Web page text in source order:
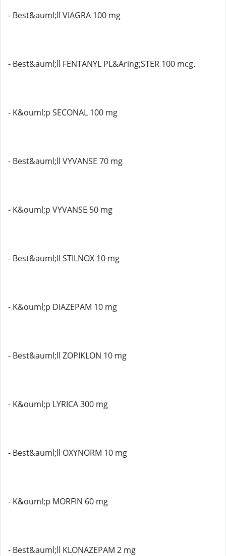
- Best&auml;ll VIAGRA 100 mg
- Best&auml;ll FENTANYL PL&Aring;STER 100 mcg.
- K&ouml;p SECONAL 100 mg
- Best&auml;ll VYVANSE 70 mg
- K&ouml;p VYVANSE 50 mg
- Best&auml;ll STILNOX 10 mg
- K&ouml;p DIAZEPAM 10 mg
- Best&auml;ll ZOPIKLON 10 mg
- K&ouml;p LYRICA 300 mg
- Best&auml;ll OXYNORM 10 mg
- K&ouml;p MORFIN 60 mg
- Best&auml;ll KLONAZEPAM 2 mg